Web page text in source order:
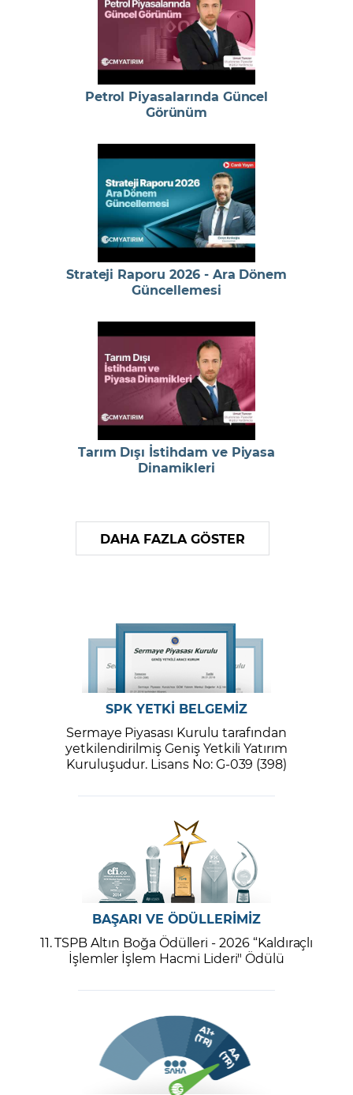
Petrol Piyasalarında Güncel
Görünüm
Strateji Raporu 2026 - Ara Dönem
Güncellemesi
Tarım Dışı İstihdam ve Piyasa
Dinamikleri
DAHA FAZLA GÖSTER
SPK YETKİ BELGEMİZ
Sermaye Piyasası Kurulu tarafından
yetkilendirilmiş Geniş Yetkili Yatırım
Kuruluşudur. Lisans No: G-039 (398)
BAŞARI VE ÖDÜLLERİMİZ
11. TSPB Altın Boğa Ödülleri - 2026 “Kaldıraçlı
İşlemler İşlem Hacmi Lideri" Ödülü